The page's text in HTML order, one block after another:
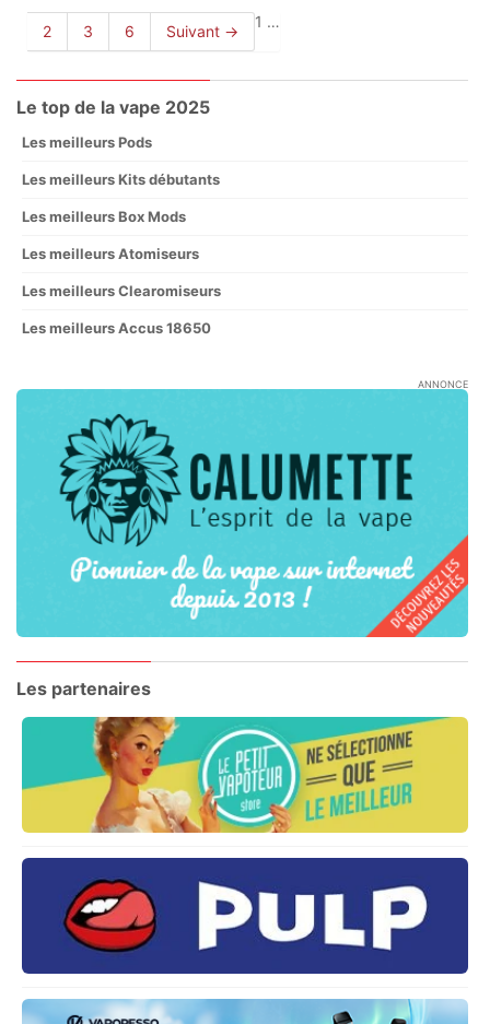
1
2 3
…
6 Suivant →
Le top de la vape 2025
Les meilleurs Pods
Les meilleurs Kits débutants
Les meilleurs Box Mods
Les meilleurs Atomiseurs
Les meilleurs Clearomiseurs
Les meilleurs Accus 18650
ANNONCE
Les partenaires